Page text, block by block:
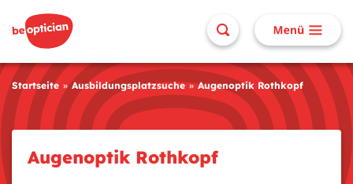
Startseite Ausbildungsplatzsuche Augenoptik Rothkopf
Augenoptik Rothkopf